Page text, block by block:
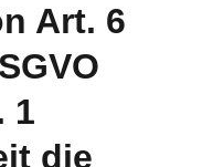
Art. 6
1
die